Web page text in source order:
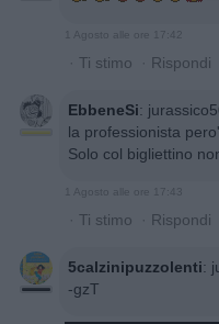
1 Agosto alle ore 17:42
· Ti stimo · Rispondi
EbbeneSi:
la professionista
Solo col bigliettino
1 Agosto alle ore 17:43
· Ti stimo · Rispondi
5calzinipuzzolenti:
-gzT